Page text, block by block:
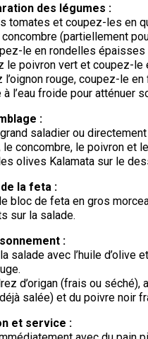
des légumes :
tomates et coupez-les en
(partiellement
le en rondelles épaisses
le poivron vert et coupez-le
l’oignon rouge, coupez-le
l’eau froide pour atténuer
:
saladier ou
concombre, le poivron et
olives Kalamata sur le
la feta :
bloc de feta en gros
sur la salade.
:
salade avec l’huile d’olive
d’origan (frais ou
salée) et du poivre noir
et service :